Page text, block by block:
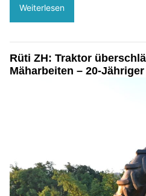
Weiterlesen
Rüti ZH: Traktor
Mäharbeiten – 20-